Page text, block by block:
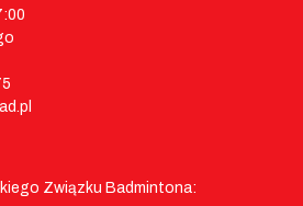
Związku Badmintona: